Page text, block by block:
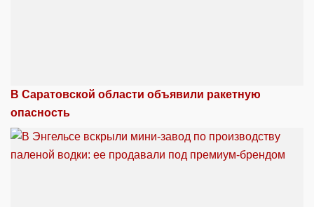
В Саратовской области объявили ракетную
опасность